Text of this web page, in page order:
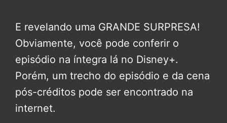
E revelando uma GRANDE SURPRESA!
Obviamente, você pode conferir o
episódio na íntegra lá no Disney+.
Porém, um trecho do episódio e da cena
pós-créditos pode ser encontrado na
internet.